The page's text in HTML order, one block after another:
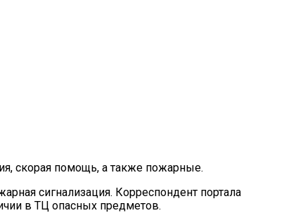
скорая помощь, а также пожарные.
сигнализация. Корреспондент портала
в ТЦ опасных предметов.